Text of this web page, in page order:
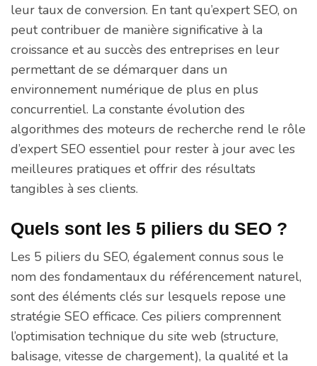
leur taux de conversion. En tant qu’expert SEO, on
peut contribuer de manière significative à la
croissance et au succès des entreprises en leur
permettant de se démarquer dans un
environnement numérique de plus en plus
concurrentiel. La constante évolution des
algorithmes des moteurs de recherche rend le rôle
d’expert SEO essentiel pour rester à jour avec les
meilleures pratiques et offrir des résultats
tangibles à ses clients.
Quels sont les 5 piliers du SEO ?
Les 5 piliers du SEO, également connus sous le
nom des fondamentaux du référencement naturel,
sont des éléments clés sur lesquels repose une
stratégie SEO efficace. Ces piliers comprennent
l’optimisation technique du site web (structure,
balisage, vitesse de chargement), la qualité et la